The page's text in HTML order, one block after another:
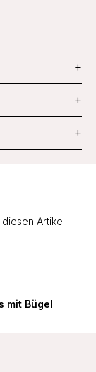
+
+
+
Artikel
mit Bügel